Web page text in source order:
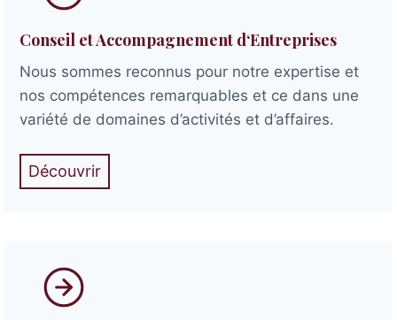
Conseil et Accompagnement d‘Entreprises
Nous sommes reconnus pour notre expertise et
nos compétences remarquables et ce dans une
variété de domaines d’activités et d’affaires.
Découvrir